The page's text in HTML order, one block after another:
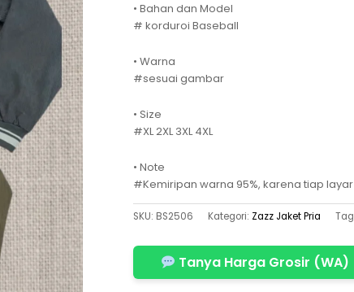
• Bahan dan Model
# korduroi Baseball
• Warna
#sesuai gambar
• Size
#XL 2XL 3XL 4XL
• Note
#Kemiripan warna 95%, karena tiap
SKU: BS2506 Kategori: Zazz Jaket Pria
Tanya Harga Grosir (WA)